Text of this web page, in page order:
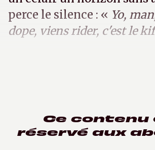
perce le silence : « Yo,
dope, viens rider, c'est le
Ce contenu
réservé aux